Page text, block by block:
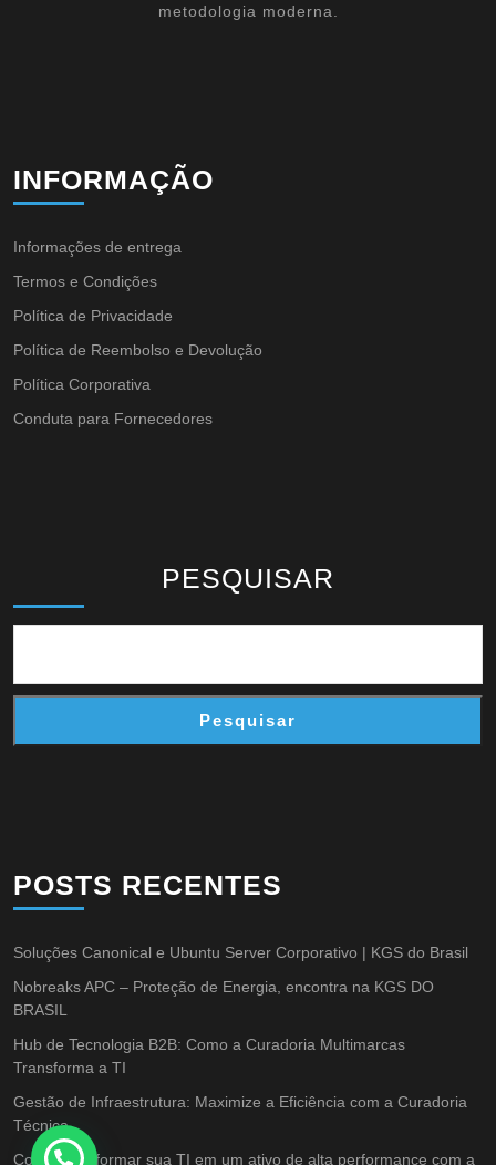
metodologia moderna.
INFORMAÇÃO
Informações de entrega
Termos e Condições
Política de Privacidade
Política de Reembolso e Devolução
Política Corporativa
Conduta para Fornecedores
PESQUISAR
Pesquisar
POSTS RECENTES
Soluções Canonical e Ubuntu Server Corporativo | KGS do Brasil
Nobreaks APC – Proteção de Energia, encontra na KGS DO
BRASIL
Hub de Tecnologia B2B: Como a Curadoria Multimarcas
Transforma a TI
Gestão de Infraestrutura: Maximize a Eficiência com a Curadoria
Técnica
Como transformar sua TI em um ativo de alta performance com a